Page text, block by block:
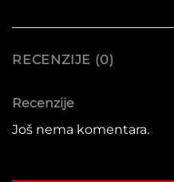
RECENZIJE (0)
Recenzije
Još nema komentara.